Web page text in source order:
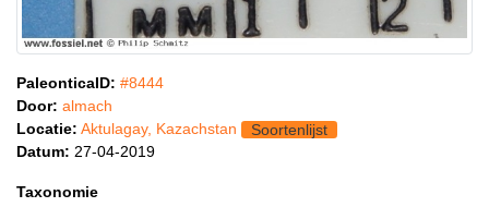
PaleonticaID: #8444
Door: almach
Locatie: Aktulagay, Kazachstan
Soortenlijst
Datum: 27-04-2019
Taxonomie